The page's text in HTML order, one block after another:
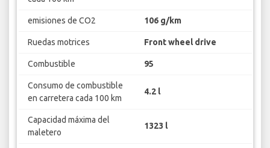
emisiones de CO2 106 g/km
Ruedas motrices Front wheel drive
Combustible 95
Consumo de combustible
en carretera cada 100 km
4.2 l
Capacidad máxima del
maletero
1323 l